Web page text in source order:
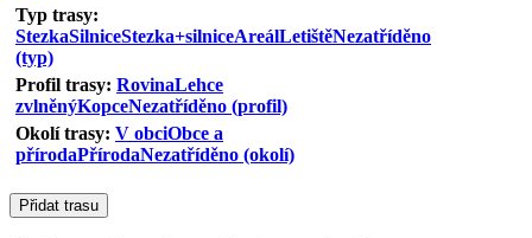
Typ trasy:
StezkaSilniceStezka+silniceAreálLetištěNezatříděno
(typ)
Profil trasy: RovinaLehce
zvlněnýKopceNezatříděno (profil)
Okolí trasy: V obciObce a
přírodaPřírodaNezatříděno (okolí)